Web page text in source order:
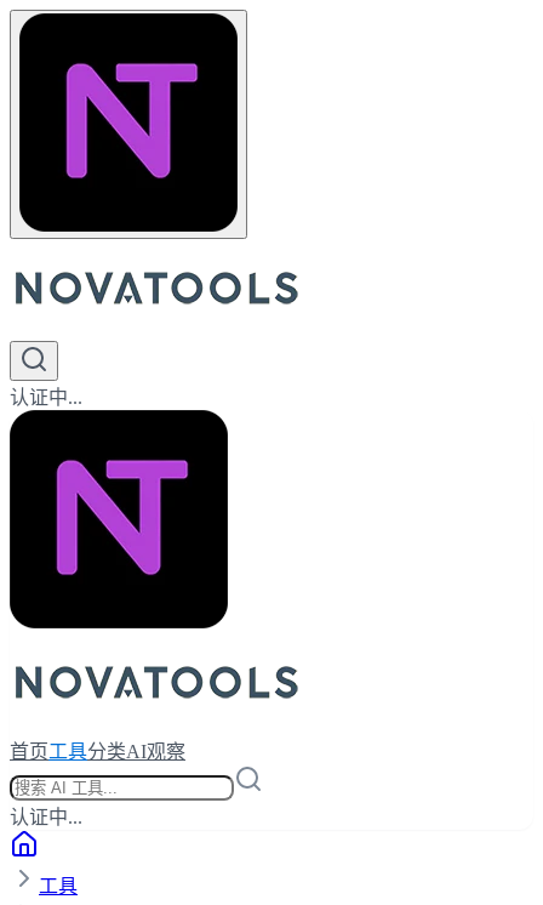
认证中...
首页工具分类AI观察
认证中...
工具